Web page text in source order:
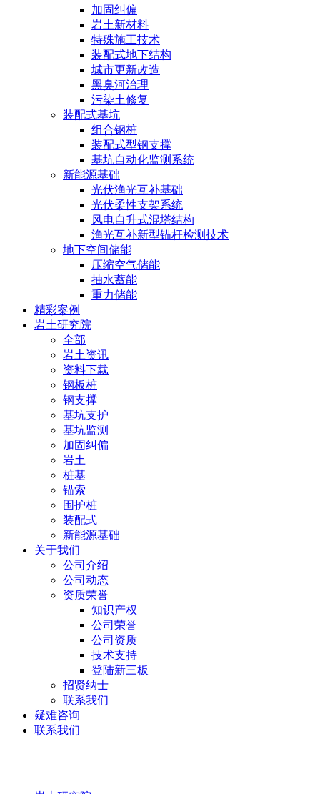
加固纠偏
岩土新材料
特殊施工技术
装配式地下结构
城市更新改造
黑臭河治理
污染土修复
装配式基坑
组合钢桩
装配式型钢支撑
基坑自动化监测系统
新能源基础
光伏渔光互补基础
光伏柔性支架系统
风电自升式混塔结构
渔光互补新型锚杆检测技术
地下空间储能
压缩空气储能
抽水蓄能
重力储能
精彩案例
岩土研究院
全部
岩土资讯
资料下载
钢板桩
钢支撑
基坑支护
基坑监测
加固纠偏
岩土
桩基
锚索
围护桩
装配式
新能源基础
关于我们
公司介绍
公司动态
资质荣誉
知识产权
公司荣誉
公司资质
技术支持
登陆新三板
招贤纳士
联系我们
疑难咨询
联系我们